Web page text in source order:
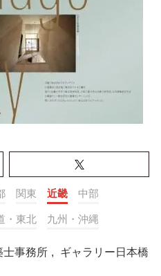
関東 近畿 中部
・東北 九州・沖縄
士事務所 ,
ギャラリー日本橋